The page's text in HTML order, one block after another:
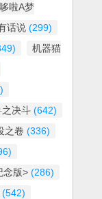
哆啦A梦
话说 (299)
机器猫
决斗 (642)
之卷 (336)
念版> (286)
(542)